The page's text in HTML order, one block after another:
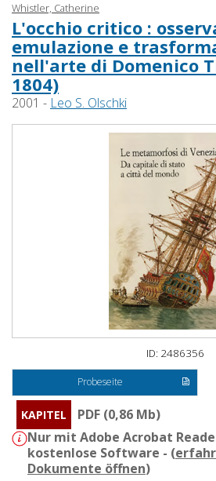
Whistler, Catherine
L'occhio critico :
emulazione e
nell'arte di Domenico
1804)
2001 - Leo S. Olschki
ID: 2486356
Probeseite
KAPITEL
PDF (0,86 Mb)
Nur mit Adobe Acrobat
kostenlose Software - (
Dokumente öffnen)